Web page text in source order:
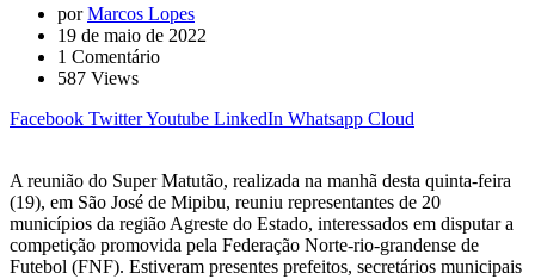
porMarcos Lopes
19 de maio de 2022
1 Comentário
587 Views
Facebook TwitterYoutube LinkedIn Whatsapp Cloud
A reunião do Super Matutão, realizada na manhã desta quinta-feira
(19), em São José de Mipibu, reuniu representantes de 20
municípios da região Agreste do Estado, interessados em disputar a
competição promovida pela Federação Norte-rio-grandense de
Futebol (FNF). Estiveram presentes prefeitos, secretários municipais